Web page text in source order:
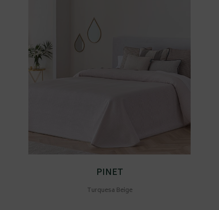
PINET
Turquesa Beige